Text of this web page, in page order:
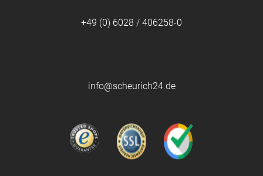
+49 (0) 6028 / 406258-0
info@scheurich24.de